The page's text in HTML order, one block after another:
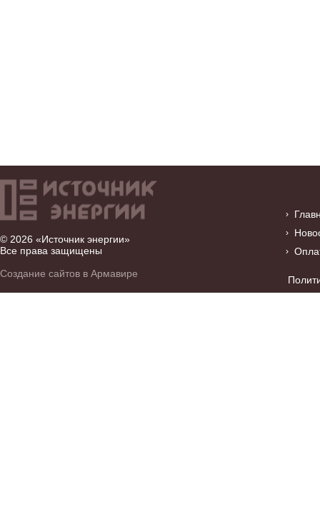
© 2026 «Источник энергии»
Все права защищены
Создание сайтов в Армавире